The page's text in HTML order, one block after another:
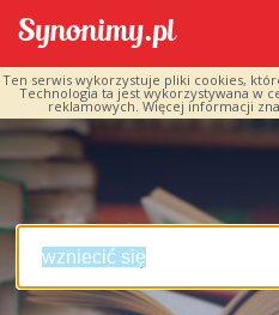
Ten serwis wykorzystuje pliki cookies,
Technologia ta jest wykorzystywana w
reklamowych. Więcej informacji